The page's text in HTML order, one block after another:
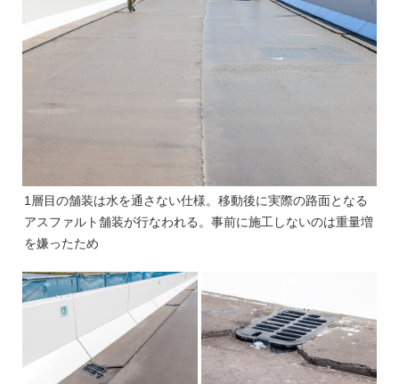
1層目の舗装は水を通さない仕様。移動後に実際の路面となる
アスファルト舗装が行なわれる。事前に施工しないのは重量増
を嫌ったため